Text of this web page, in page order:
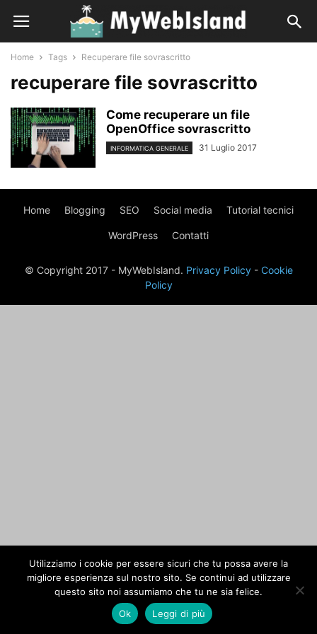
Home Tags Recuperare file sovrascritto
recuperare file sovrascritto
Come recuperare un file
OpenOffice sovrascritto
INFORMATICA GENERALE 31 Luglio 2017
Home Blogging SEO Social media Tutorial tecnici
WordPress Contatti
© Copyright 2017 - MyWebIsland. Privacy Policy- Cookie
Policy
Utilizziamo i cookie per essere sicuri che tu possa avere la
migliore esperienza sul nostro sito. Se continui ad utilizzare
questo sito noi assumiamo che tu ne sia felice.
Ok
Leggi di più